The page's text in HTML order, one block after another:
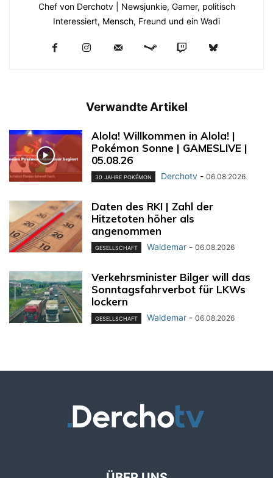
Chef von Derchotv | Newsjunkie, Gamer, politisch
Interessiert, Mensch, Freund und ein Wadi
Verwandte Artikel
Alola! Willkommen in Alola! |
Pokémon Sonne | GAMESLIVE |
05.08.26
30 JAHRE POKÉMON Derchotv - 06.08.2026
Daten des RKI | Zahl der
Hitzetoten höher als
angenommen
GESELLSCHAFT Waldemar - 06.08.2026
Verkehrsminister Bilger will das
Sonntagsfahrverbot für LKWs
lockern
GESELLSCHAFT Waldemar - 06.08.2026